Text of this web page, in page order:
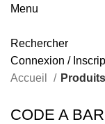
Menu
Rechercher
Connexion /
Accueil
CODE A